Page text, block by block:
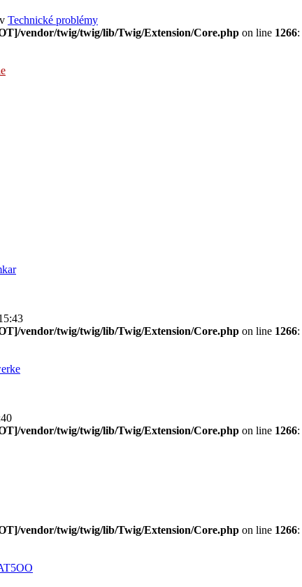
Technické problémy
vendor/twig/twig/lib/Twig/Extension/Core.php on line 1266:
vendor/twig/twig/lib/Twig/Extension/Core.php on line 1266:
vendor/twig/twig/lib/Twig/Extension/Core.php on line 1266:
vendor/twig/twig/lib/Twig/Extension/Core.php on line 1266: